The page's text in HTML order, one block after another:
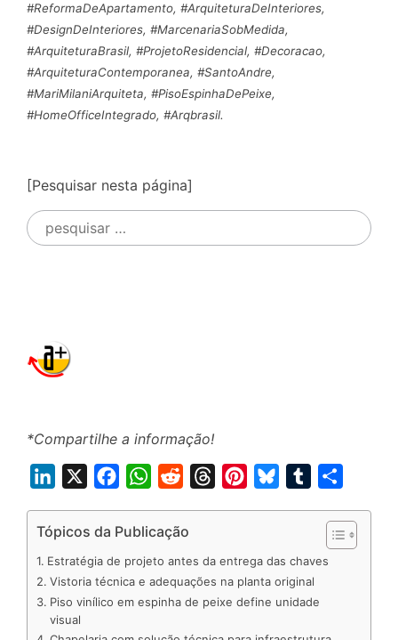
#ReformaDeApartamento, #ArquiteturaDeInteriores,
#DesignDeInteriores, #MarcenariaSobMedida,
#ArquiteturaBrasil, #ProjetoResidencial, #Decoracao,
#ArquiteturaContemporanea, #SantoAndre,
#MariMilaniArquiteta, #PisoEspinhaDePeixe,
#HomeOfficeIntegrado, #Arqbrasil.
[Pesquisar nesta página]
Pesquisar
por:
*Compartilhe a informação!
n
e
d
I
c
b
o
W
a
s
A
d
i
t
a
d
e
r
s
k
l
r
a
r
Tópicos da Publicação
Estratégia de projeto antes da entrega das chaves
Vistoria técnica e adequações na planta original
Piso vinílico em espinha de peixe define unidade
visual